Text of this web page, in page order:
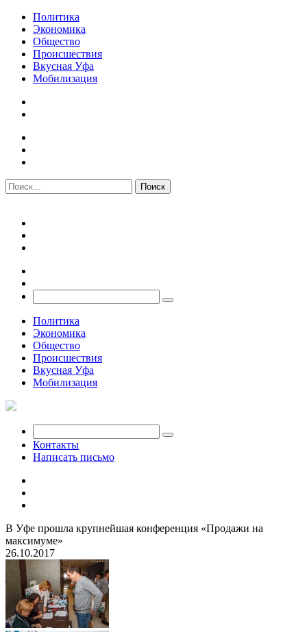
Политика
Экономика
Общество
Происшествия
Вкусная Уфа
Мобилизация
Политика
Экономика
Общество
Происшествия
Вкусная Уфа
Мобилизация
Контакты
Написать письмо
В Уфе прошла крупнейшая конференция «Продажи на
максимуме»
26.10.2017